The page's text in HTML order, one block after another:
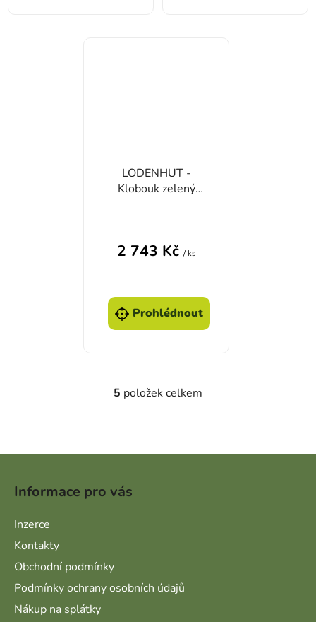
LODENHUT -
Klobouk zelený
2 743 Kč / ks
Prohlédnout
Ovládací prvky výpisu
5 položek celkem
Informace pro vás
Inzerce
Kontakty
Obchodní podmínky
Podmínky ochrany osobních údajů
Nákup na splátky